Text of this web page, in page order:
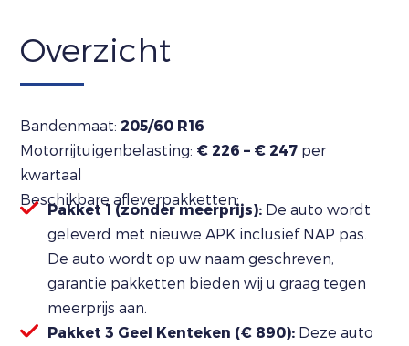
Overzicht
Bandenmaat:205/60 R16
Motorrijtuigenbelasting: € 226 – € 247 per
kwartaal
Beschikbare afleverpakketten:
Pakket 1 (zonder meerprijs): De auto wordt
geleverd met nieuwe APK inclusief NAP pas.
De auto wordt op uw naam geschreven,
garantie pakketten bieden wij u graag tegen
meerprijs aan.
Pakket 3 Geel Kenteken (€ 890): Deze auto